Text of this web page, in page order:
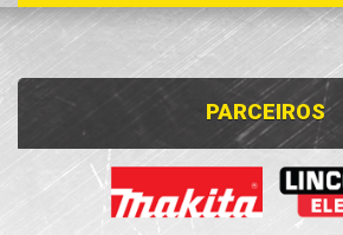
PARCEIROS